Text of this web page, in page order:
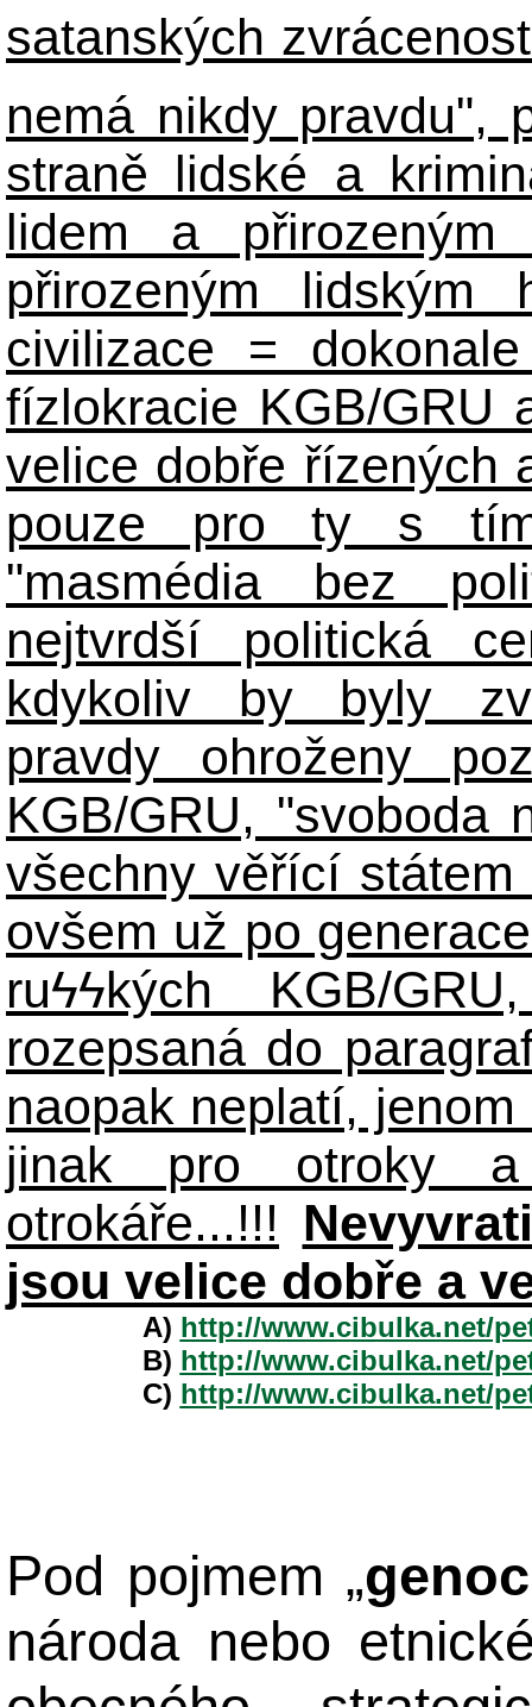
satanských
nemá nikdy pravdu",
straně lidské a
lidem a
přirozeným
civilizace =
fízlokracie KGB/GRU
velice dobře řízených
pouze pro ty s
"masmédia bez
nejtvrdší politická
kdykoliv by byly
pravdy ohroženy
KGB/GRU, "svoboda
všechny věřící
ovšem už po
ruϟϟkých KGB/
rozepsaná do
naopak neplatí,
jinak pro otroky
otrokáře...!!!
jsou velice dobře a
A) http://www.cibulka.net/
B) http://www.cibulka.net/
C) http://www.cibulka.net/
Pod pojmem „
národa nebo